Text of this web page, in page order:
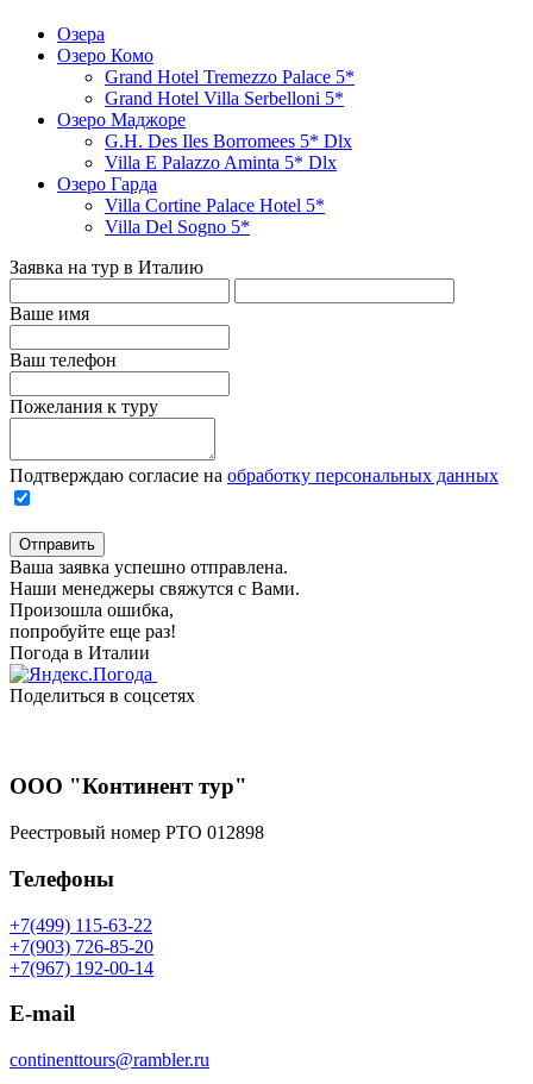
Озера
Озеро Комо
Grand Hotel Tremezzo Palace 5*
Grand Hotel Villa Serbelloni 5*
Озеро Маджоре
G.H. Des Iles Borromees 5* Dlx
Villa E Palazzo Aminta 5* Dlx
Озеро Гарда
Villa Cortine Palace Hotel 5*
Villa Del Sogno 5*
Заявка на тур в Италию
Ваше имя
Ваш телефон
Пожелания к туру
Подтверждаю согласие на обработку персональных данных
Отправить
Ваша заявка успешно отправлена.
Наши менеджеры свяжутся с Вами.
Произошла ошибка,
попробуйте еще раз!
Погода в Италии
Поделиться в соцсетях
ООО "Континент тур"
Реестровый номер РТО 012898
Телефоны
+7(499) 115-63-22
+7(903) 726-85-20
+7(967) 192-00-14
E-mail
continenttours@rambler.ru